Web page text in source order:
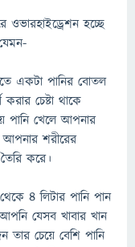
ওভারহাইড্রেশন হচ্ছে
একটা পানির বোতল
চেষ্টা থাকে
খেলে আপনার
আপনার শরীরের
করে।
৪ লিটার পানি পান
যেসব খাবার খান
চেয়ে বেশি পানি